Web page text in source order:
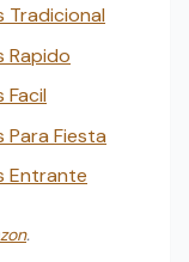
Tradicional
Rapido
Facil
Para Fiesta
Entrante
.